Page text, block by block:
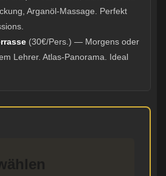
Arganöl-Massage. Perfekt
(30€/Pers.) — Morgens oder
Lehrer. Atlas-Panorama. Ideal